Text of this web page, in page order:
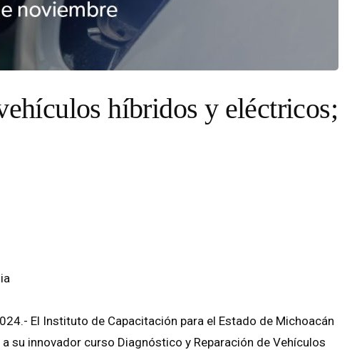
híbridos y eléctricos;
El Instituto de Capacitación para el Estado de Michoacán
su innovador curso Diagnóstico y Reparación de Vehículos